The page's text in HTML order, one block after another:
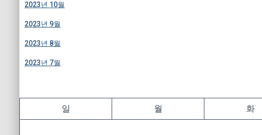
2023년 10월
2023년 9월
2023년 8월
2023년 7월
일 월 화